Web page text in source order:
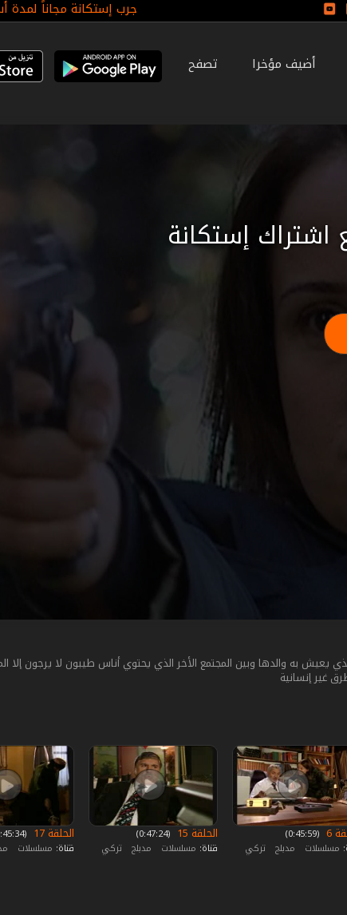
جرب إستكانة مجاناً لمدة
أضيف مؤخرا تصفح
إستكانة
به والدها وبين المجتمع الأخر الذي يحتوي أناس طيبون لا يرجون إلا
غير إنسانية
6
‏ (0:45:59)
مسلسلات مدبلج تركي
الحلقة 15
‏ (0:47:24)
قناة: مسلسلات مدبلج تركي
الحلقة 17
‏ (0:45:34)
قناة: مسلسلات